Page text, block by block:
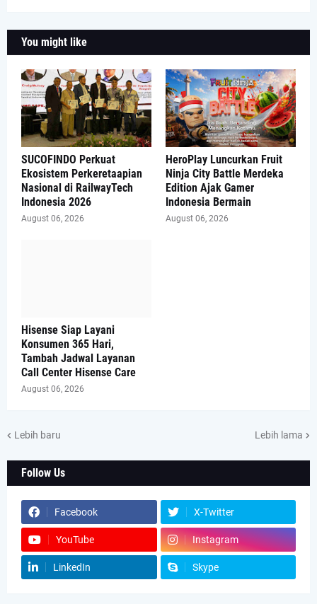
You might like
SUCOFINDO Perkuat
Ekosistem Perkeretaapian
Nasional di RailwayTech
Indonesia 2026
August 06, 2026
HeroPlay Luncurkan Fruit
Ninja City Battle Merdeka
Edition Ajak Gamer
Indonesia Bermain
August 06, 2026
Hisense Siap Layani
Konsumen 365 Hari,
Tambah Jadwal Layanan
Call Center Hisense Care
August 06, 2026
Lebih baru Lebih lama
Follow Us
Facebook X-Twitter
YouTube Instagram
LinkedIn Skype